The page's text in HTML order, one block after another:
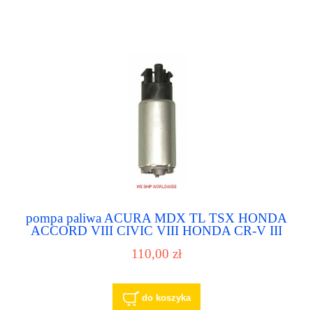
pompa paliwa ACURA MDX TL TSX HONDA
ACCORD VIII CIVIC VIII HONDA CR-V III
OUTBACK TOYOTA HIGHLANDER
110,00 zł
do koszyka